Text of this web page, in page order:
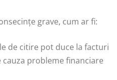
grave, cum ar fi:
de citire pot duce la facturi
cauza probleme financiare